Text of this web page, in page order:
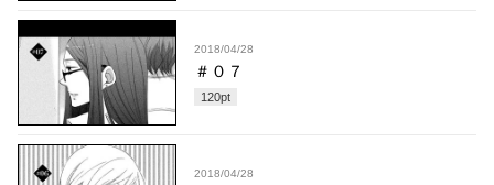
2018/04/28
＃０７
120pt
2018/04/28